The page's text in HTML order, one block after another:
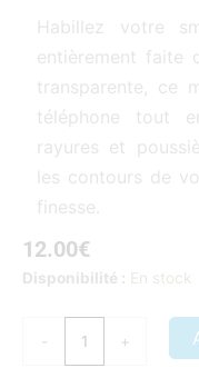
Habillez votre
entièrement faite
transparente, ce
téléphone tout
rayures et
les contours de
finesse.
12.00€
Disponibilité : En stock
-
quantité
+